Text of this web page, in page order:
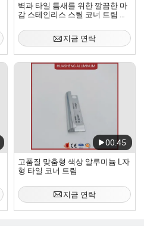
벽과 타일 틈새를 위한 깔끔한 마
감 스테인리스 스틸 코너 트림 스
지금 연락
00:45
고품질 맞춤형 색상 알루미늄 L자
형 타일 코너 트림
지금 연락